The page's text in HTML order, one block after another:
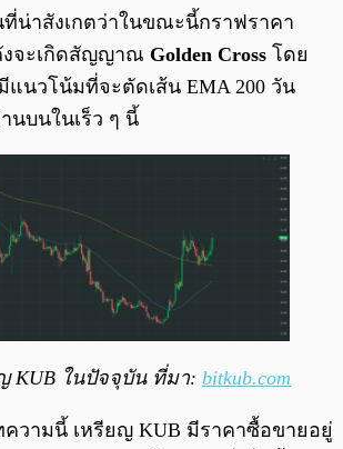
น่าสังเกตว่าในขณะนี้กราฟราคา
งจะเกิดสัญญาณ Golden Cross โดย
แนวโน้มที่จะตัดเส้น EMA 200 วัน
นบนในเร็ว ๆ นี้
KUB ในปัจจุบัน ที่มา: bitkub.com
วามนี้ เหรียญ KUB มีราคาซื้อขายอยู่